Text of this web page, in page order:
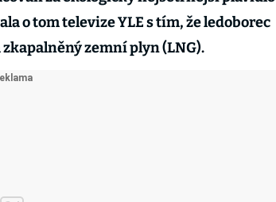
o tom televize YLE s tím, že ledoborec
zemní plyn (LNG).